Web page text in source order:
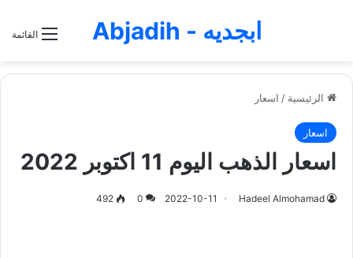
القائمة ابجديه - Abjadih
الرئيسية / اسعار
اسعار
اسعار الذهب اليوم 11 اكتوبر 2022
Hadeel Almohamad
2022-10-11
0
492